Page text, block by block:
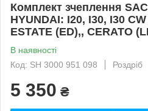
Комплект зчеплення
HYUNDAI: I20, I30, I30
ESTATE (ED),, CERATO
В наявності
Код: SH 3000 951 098
Роздріб
5 350 ₴